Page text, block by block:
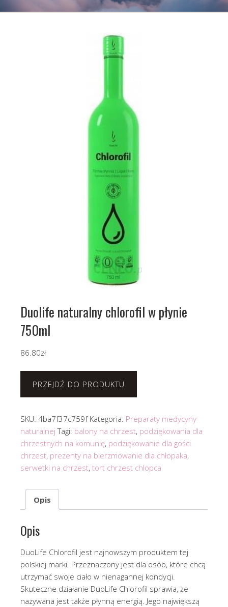
Duolife naturalny chlorofil w płynie
750ml
86.80zł
PRZEJDŹ DO PRODUKTU
SKU: 4ba7f37c759f Kategoria: Preparaty medycyny
naturalnej Tagi: balony na chrzest, podziękowania dla
chrzestnych na komunię, podziękowanie dla gości
chrzest, prezenty na bierzmowanie dla chłopaka,
serwetki na chrzest, tort chrzest chlopca
Opis
Opis
DuoLife Chlorofil jest najnowszym produktem tej
polskiej marki. Przeznaczony jest dla osób, które chcą
utrzymać swoje ciało w nienagannej kondycji.
Skuteczne działanie DuoLife Chlorofil sprawia, że
nazywana jest także płynną energią. Jego największą